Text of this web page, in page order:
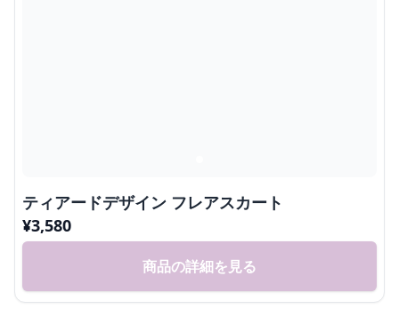
ティアードデザイン フレアスカート
¥3,580
商品の詳細を見る